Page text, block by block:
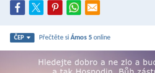
ČEP Přečtěte siÁmos 5 online